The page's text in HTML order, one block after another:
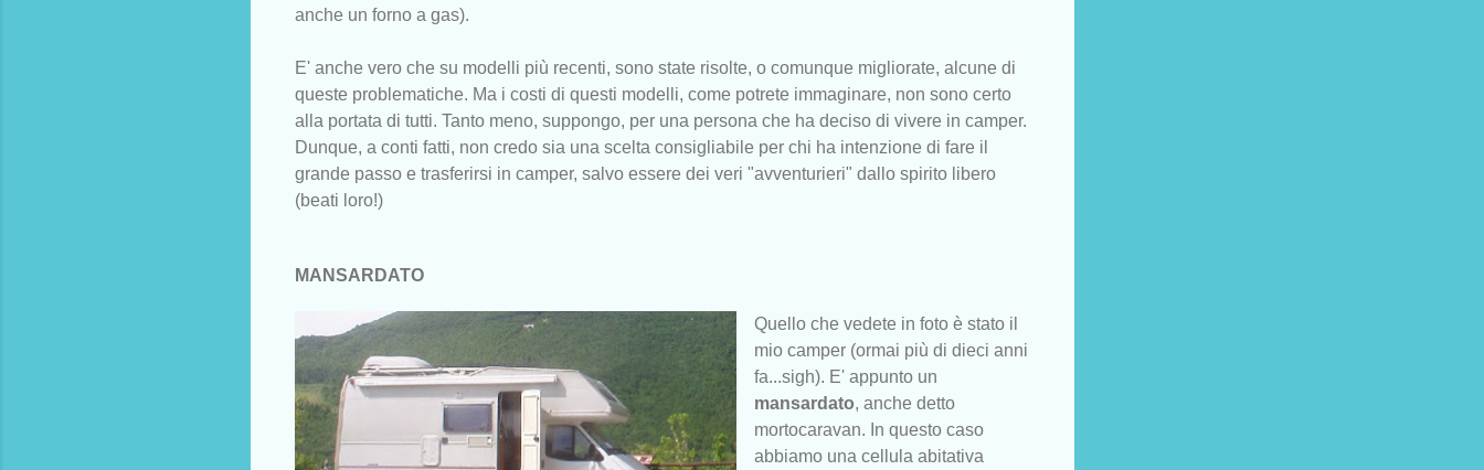
anche un forno a gas).
E' anche vero che su modelli più recenti, sono state risolte, o comunque migliorate, alcune di
queste problematiche. Ma i costi di questi modelli, come potrete immaginare, non sono certo
alla portata di tutti. Tanto meno, suppongo, per una persona che ha deciso di vivere in camper.
Dunque, a conti fatti, non credo sia una scelta consigliabile per chi ha intenzione di fare il
grande passo e trasferirsi in camper, salvo essere dei veri "avventurieri" dallo spirito libero
(beati loro!)
MANSARDATO
Quello che vedete in foto è stato il
mio camper (ormai più di dieci anni
fa...sigh). E' appunto un
mansardato, anche detto
mortocaravan. In questo caso
abbiamo una cellula abitativa